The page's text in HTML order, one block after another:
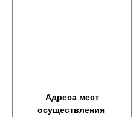
Адреса мест
осуществления